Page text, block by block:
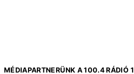
MÉDIAPARTNERÜNK A 100.4 RÁDIÓ 1